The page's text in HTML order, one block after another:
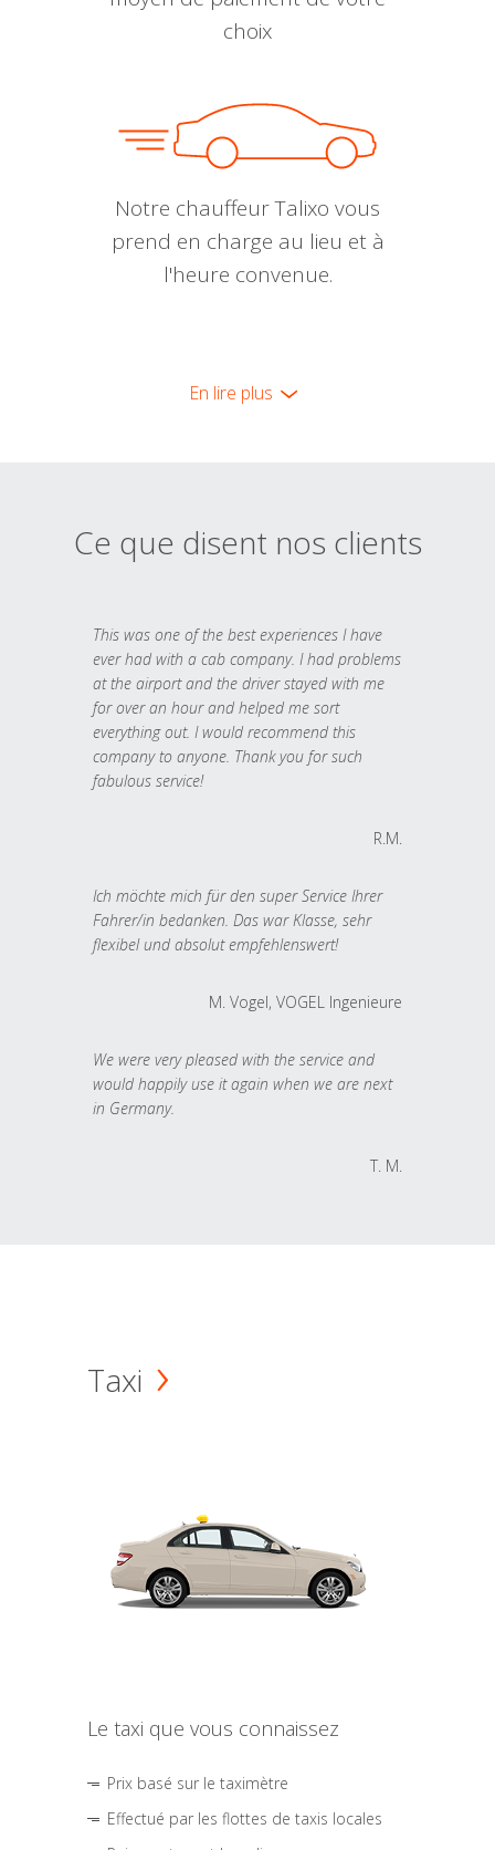
choix
Notre chauffeur Talixo vous
prend en charge au lieu et à
l'heure convenue.
En lire plus
Ce que disent nos clients
This was one of the best experiences I have
ever had with a cab company. I had problems
at the airport and the driver stayed with me
for over an hour and helped me sort
everything out. I would recommend this
company to anyone. Thank you for such
fabulous service!
R.M.
Ich möchte mich für den super Service Ihrer
Fahrer/in bedanken. Das war Klasse, sehr
flexibel und absolut empfehlenswert!
M. Vogel, VOGEL Ingenieure
We were very pleased with the service and
would happily use it again when we are next
in Germany.
T. M.
Taxi
Le taxi que vous connaissez
Prix basé sur le taximètre
Effectué par les flottes de taxis locales